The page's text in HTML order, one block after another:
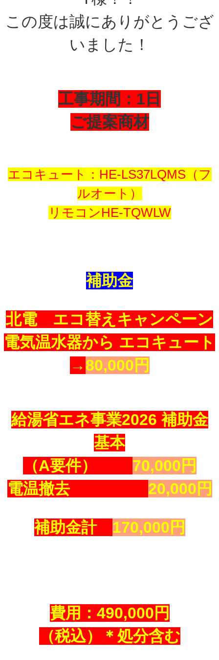
この度は誠にありがとうござ
いました！
工事期間：1日
ご提案商材
エコキュート：HE-LS37LQMS（フ
ルオート）
リモコンHE-TQWLW
補助金
北電 エコ替えキャンペーン
電気温水器から エコキュート
→80,000円
給湯省エネ事業2026 補助金
基本
（A要件） 70,000円
電温撤去 20,000円
補助金計 170,000円
費用：490,000円
（税込）＊処分含む